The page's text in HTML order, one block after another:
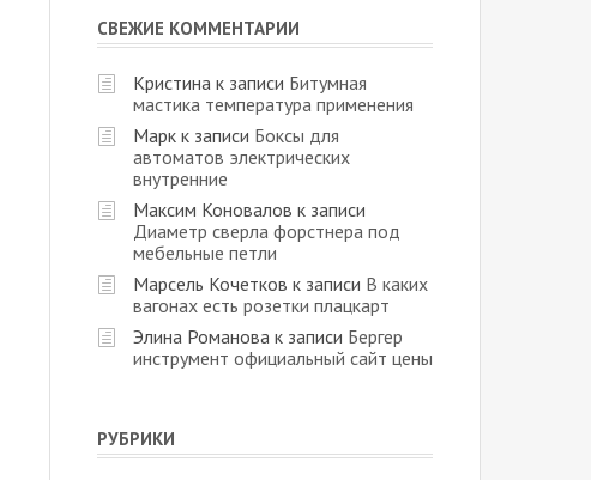
СВЕЖИЕ КОММЕНТАРИИ
Кристина к записи Битумная
мастика температура применения
Марк к записи Боксы для
автоматов электрических
внутренние
Максим Коновалов к записи
Диаметр сверла форстнера под
мебельные петли
Марсель Кочетков к записи В каких
вагонах есть розетки плацкарт
Элина Романова к записи Бергер
инструмент официальный сайт цены
РУБРИКИ